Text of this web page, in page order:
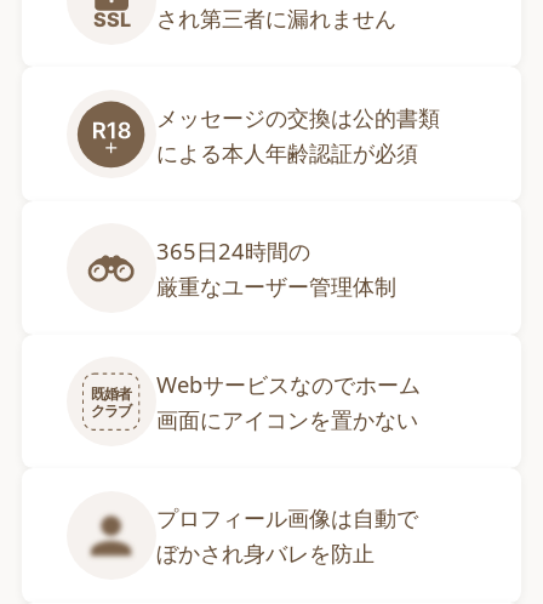
SSL
され第三者に漏れません
メッセージの交換は公的書類
による本人年齢認証が必須
365日24時間の
厳重なユーザー管理体制
既婚者
クラブ
Webサービスなのでホーム
画面にアイコンを置かない
プロフィール画像は自動で
ぼかされ身バレを防止